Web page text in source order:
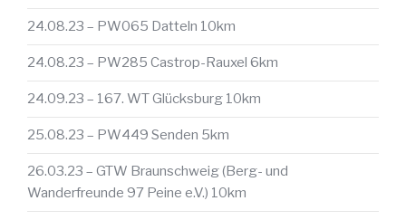
24.08.23 – PW065 Datteln 10km
24.08.23 – PW285 Castrop-Rauxel 6km
24.09.23 – 167. WT Glücksburg 10km
25.08.23 – PW449 Senden 5km
26.03.23 – GTW Braunschweig (Berg- und
Wanderfreunde 97 Peine e.V.) 10km